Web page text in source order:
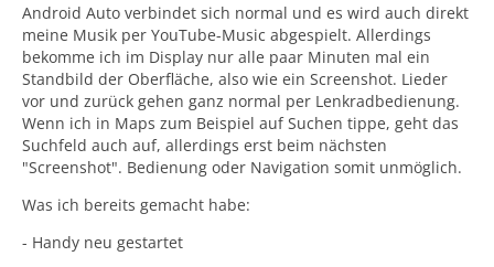
Android Auto verbindet sich normal und es wird auch direkt
meine Musik per YouTube-Music abgespielt. Allerdings
bekomme ich im Display nur alle paar Minuten mal ein
Standbild der Oberfläche, also wie ein Screenshot. Lieder
vor und zurück gehen ganz normal per Lenkradbedienung.
Wenn ich in Maps zum Beispiel auf Suchen tippe, geht das
Suchfeld auch auf, allerdings erst beim nächsten
"Screenshot". Bedienung oder Navigation somit unmöglich.
Was ich bereits gemacht habe:
- Handy neu gestartet